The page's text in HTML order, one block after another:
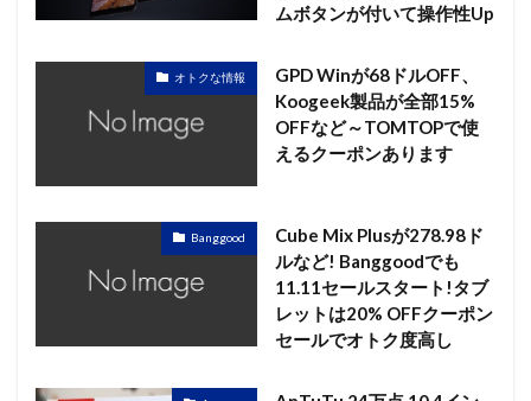
ムボタンが付いて操作性Up
オトクな情報
GPD Winが68ドルOFF、
Koogeek製品が全部15%
OFFなど～TOMTOPで使
えるクーポンあります
Banggood
Cube Mix Plusが278.98ド
ルなど! Banggoodでも
11.11セールスタート!タブ
レットは20% OFFクーポン
セールでオトク度高し